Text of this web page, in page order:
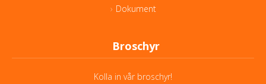
Dokument
Broschyr
Kolla in vår broschyr!